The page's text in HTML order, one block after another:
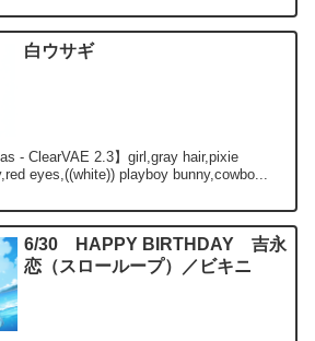
白ウサギ
- ClearVAE 2.3】girl,gray hair,pixie
eyes,((white)) playboy bunny,cowbo...
6/30 HAPPY BIRTHDAY 吉永
恋（スローループ）／ビキニ